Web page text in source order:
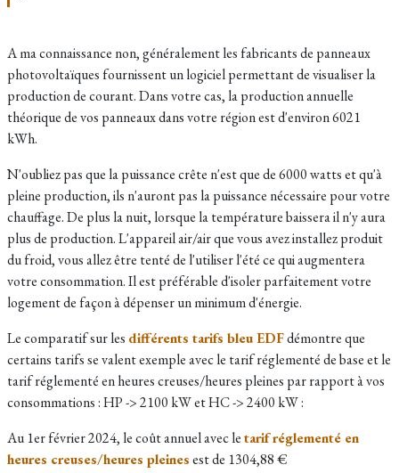
A ma connaissance non, généralement les fabricants de panneaux
photovoltaïques fournissent un logiciel permettant de visualiser la
production de courant. Dans votre cas, la production annuelle
théorique de vos panneaux dans votre région est d'environ 6021
kWh.
N'oubliez pas que la puissance crête n'est que de 6000 watts et qu'à
pleine production, ils n'auront pas la puissance nécessaire pour votre
chauffage. De plus la nuit, lorsque la température baissera il n'y aura
plus de production. L'appareil air/air que vous avez installez produit
du froid, vous allez être tenté de l'utiliser l'été ce qui augmentera
votre consommation. Il est préférable d'isoler parfaitement votre
logement de façon à dépenser un minimum d'énergie.
Le comparatif sur les différents tarifs bleu EDFdémontre que
certains tarifs se valent exemple avec le tarif réglementé de base et le
tarif réglementé en heures creuses/heures pleines par rapport à vos
consommations : HP -> 2100 kW et HC -> 2400 kW :
Au 1er février 2024, le coût annuel avec letarif réglementé en
heures creuses/heures pleinesest de 1304,88 €